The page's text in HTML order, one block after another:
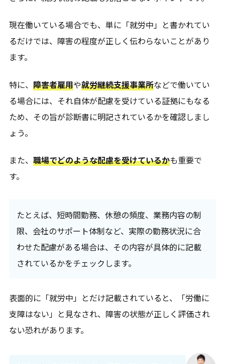
現在働いている場合でも、単に「就労中」と書かれてい
るだけでは、障害の程度が正しく伝わらないことがあり
ます。
特に、 障害者雇用や就労継続支援事業所などで働いてい
る場合には、それ自体が配慮を受けている証拠にもなる
ため、その旨が診断書に明記されているかを確認しまし
ょう。
また、 職場でどのような配慮を受けているかも重要で
す。
たとえば、短時間勤務、休憩の頻度、業務内容の制
限、会社のサポート体制など、実際の勤務状況に合
わせた配慮がある場合は、その内容が具体的に記載
されているかをチェックします。
表面的に「就労中」とだけ記載されていると、「労働に
支障はない」と見なされ、障害の状態が正しく評価され
ない恐れがあります。